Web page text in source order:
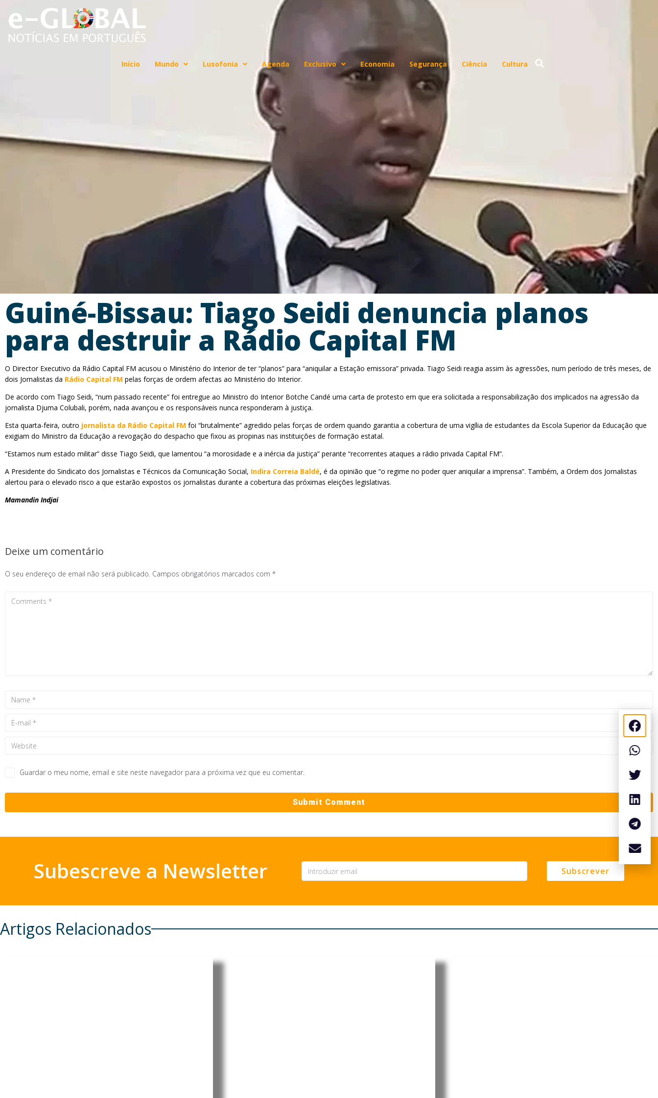
Início Mundo Lusofonia Agenda Exclusivo Economia Segurança Ciência Cultura
Guiné-Bissau: Tiago Seidi denuncia planos
para destruir a Rádio Capital FM
O Director Executivo da Rádio Capital FM acusou o Ministério do Interior de ter “planos” para “aniquilar a Estação emissora” privada. Tiago Seidi reagia assim às agressões, num período de três meses, de
dois Jornalistas da Rádio Capital FM pelas forças de ordem afectas ao Ministério do Interior.
De acordo com Tiago Seidi, “num passado recente” foi entregue ao Ministro do Interior Botche Candé uma carta de protesto em que era solicitada a responsabilização dos implicados na agressão da
jornalista Djuma Colubali, porém, nada avançou e os responsáveis nunca responderam à justiça.
Esta quarta-feira, outro jornalista da Rádio Capital FM foi “brutalmente” agredido pelas forças de ordem quando garantia a cobertura de uma vigília de estudantes da Escola Superior da Educação que
exigiam do Ministro da Educação a revogação do despacho que fixou as propinas nas instituições de formação estatal.
“Estamos num estado militar” disse Tiago Seidi, que lamentou “a morosidade e a inércia da justiça” perante “recorrentes ataques a rádio privada Capital FM”.
A Presidente do Sindicato dos Jornalistas e Técnicos da Comunicação Social, Indira Correia Baldé, é da opinião que “o regime no poder quer aniquilar a imprensa”. Também, a Ordem dos Jornalistas
alertou para o elevado risco a que estarão expostos os jornalistas durante a cobertura das próximas eleições legislativas.
Mamandin Indjai
Deixe um comentário
O seu endereço de email não será publicado. Campos obrigatórios marcados com *
Guardar o meu nome, email e site neste navegador para a próxima vez que eu comentar.
Subescreve a Newsletter Subscrever
Artigos Relacionados